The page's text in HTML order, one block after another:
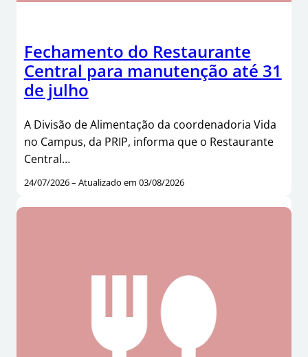
Fechamento do Restaurante
Central para manutenção até 31
de julho
A Divisão de Alimentação da coordenadoria Vida
no Campus, da PRIP, informa que o Restaurante
Central…
24/07/2026 – Atualizado em 03/08/2026